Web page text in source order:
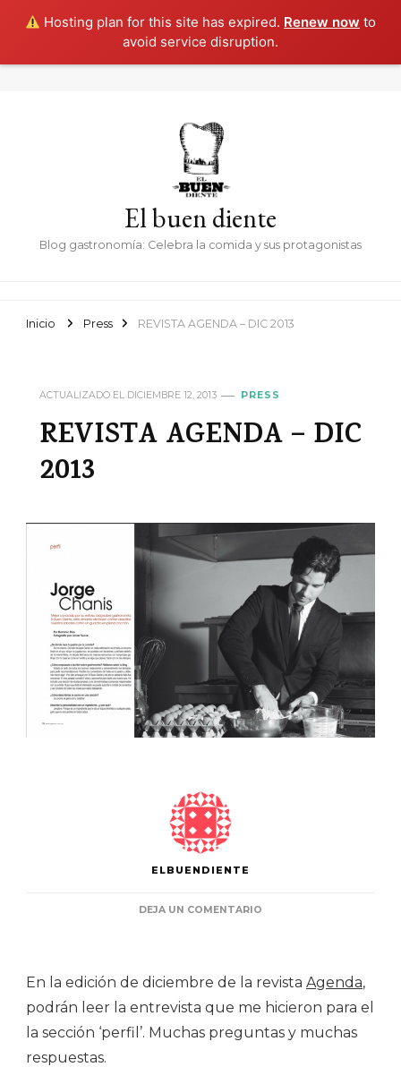
Hosting plan for this site has expired. Renew now to
avoid service disruption.
El buen diente
Blog gastronomía: Celebra la comida y sus protagonistas
Inicio Press REVISTA AGENDA – DIC 2013
ACTUALIZADO EL DICIEMBRE 12, 2013 PRESS
REVISTA AGENDA – DIC
2013
ELBUENDIENTE
DEJA UN COMENTARIO
2013
En la edición de diciembre de la revista Agenda,
podrán leer la entrevista que me hicieron para el
la sección ‘perfil’. Muchas preguntas y muchas
respuestas.